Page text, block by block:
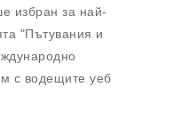
избран за най-
"Пътувания и
с водещите уеб